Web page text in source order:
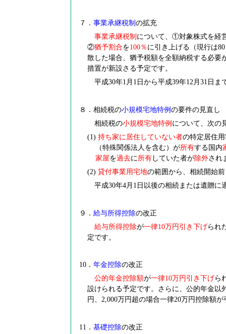
７． 事業承継税制の拡充
事業承継税制 について、①対象株式を経
②猶予割合を100％に引き上げる（現行は
散した場合、猶予税額を全額納税する必要
措置が新設さる予定です。
平成30年1月1日から平成39年12月31日
８．相続税の小規模宅地特例の要件の見直し
相続税の小規模宅地特例 について、次の
(1) 持ち家に居住していない者の特定居住
（特殊関係法人を含む）が所有する国内
家屋を過去に所有していた者が除外され
(2) 貸付事業用宅地の範囲から、相続開始前
平成30年4月1日以後の相続または遺贈に
９． 給与所得控除の改正
給与所得控除が一律10万円引き下げられ
定です。
10 ． 年金控除の改正
公的年金控除額が一律10万円引き下げら
設けられる予定です。さらに、公的年金以
円、2,000万円超の場合一律20万円控除額
11 ． 基礎控除の改正